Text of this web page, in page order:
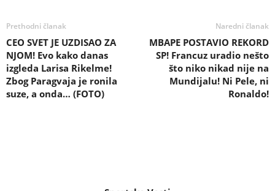
Prethodni članak
CEO SVET JE UZDISAO ZA
NJOM! Evo kako danas
izgleda Larisa Rikelme!
Zbog Paragvaja je ronila
suze, a onda… (FOTO)
Naredni članak
MBAPE POSTAVIO REKORD
SP! Francuz uradio nešto
što niko nikad nije na
Mundijalu! Ni Pele, ni
Ronaldo!